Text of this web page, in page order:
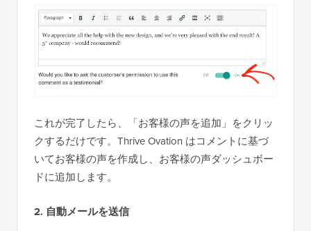
これが完了したら、「お客様の声を追加」をクリッ
クするだけです。Thrive Ovation はコメントに基づ
いてお客様の声を作成し、お客様の声ダッシュボー
ドに追加します。
2. 自動メールを送信